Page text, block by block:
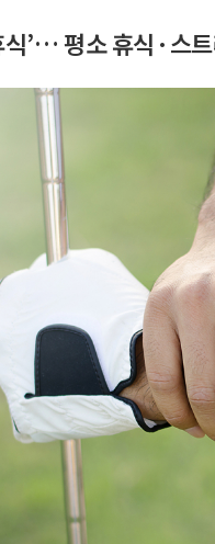
식’… 평소 휴식·스